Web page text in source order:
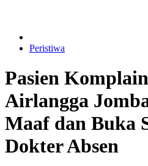
Peristiwa
Pasien
Airlangga
Maaf dan Buka
Dokter Absen